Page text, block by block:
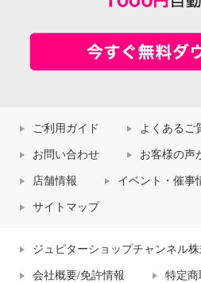
ご利用ガイド よくあるご
お問い合わせ お客様の声
店舗情報 イベント・催事
サイトマップ
ジュピターショップチャンネル
会社概要/免許情報 特定商